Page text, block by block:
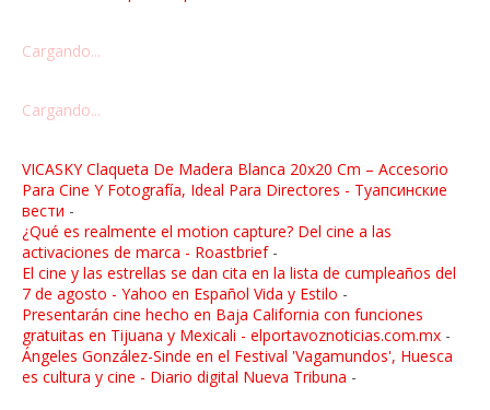
Cargando...
Cargando...
VICASKY Claqueta De Madera Blanca 20x20 Cm – Accesorio
Para Cine Y Fotografía, Ideal Para Directores - Туапсинские
вести -
¿Qué es realmente el motion capture? Del cine a las
activaciones de marca - Roastbrief-
El cine y las estrellas se dan cita en la lista de cumpleaños del
7 de agosto - Yahoo en Español Vida y Estilo -
Presentarán cine hecho en Baja California con funciones
gratuitas en Tijuana y Mexicali - elportavoznoticias.com.mx -
Ángeles González-Sinde en el Festival 'Vagamundos', Huesca
es cultura y cine - Diario digital Nueva Tribuna -